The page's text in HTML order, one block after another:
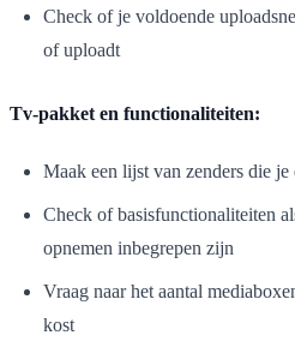
Check of je voldoende
of uploadt
Tv-pakket en functionaliteiten:
Maak een lijst van zenders die
Check of basisfunctionaliteiten
opnemen inbegrepen zijn
Vraag naar het aantal
kost